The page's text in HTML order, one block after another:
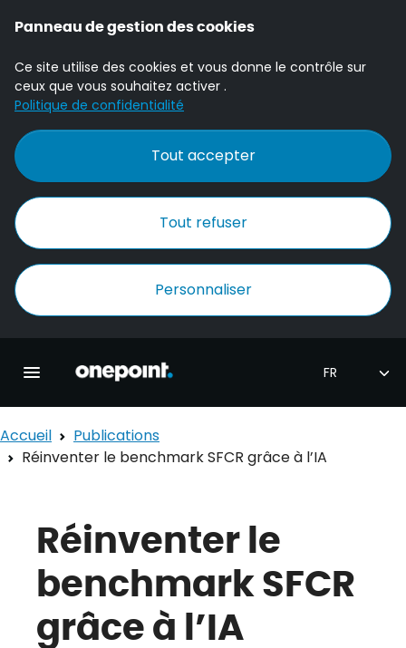
Panneau de gestion des cookies
Ce site utilise des cookies et vous donne le contrôle sur
ceux que vous souhaitez activer .
Politique de confidentialité
Tout accepter
Tout refuser
Personnaliser
Accueil Onepoint
Accueil
Publications
Réinventer le benchmark SFCR grâce à l’IA
Réinventer le
benchmark SFCR
grâce à l’IA